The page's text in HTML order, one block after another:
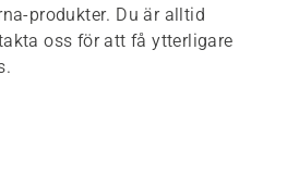
produkter. Du är alltid
oss för att få ytterligare